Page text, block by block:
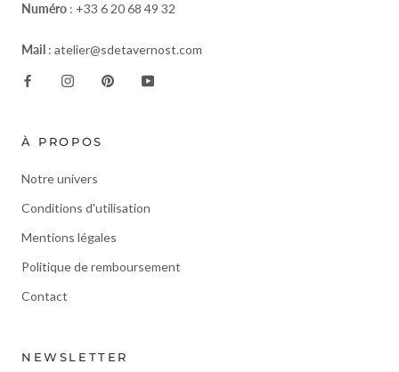
Numéro : +33 6 20 68 49 32
Mail : atelier@sdetavernost.com
À PROPOS
Notre univers
Conditions d'utilisation
Mentions légales
Politique de remboursement
Contact
NEWSLETTER